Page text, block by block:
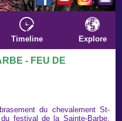
Timeline Explore
- FEU DE
du chevalement St-
festival de la Sainte-Barbe,